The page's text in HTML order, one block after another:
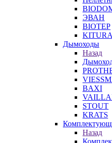
ЭВАН
BIOTEP
Дымоходы
Назад
BAXI
STOUT
KRATS
Назад